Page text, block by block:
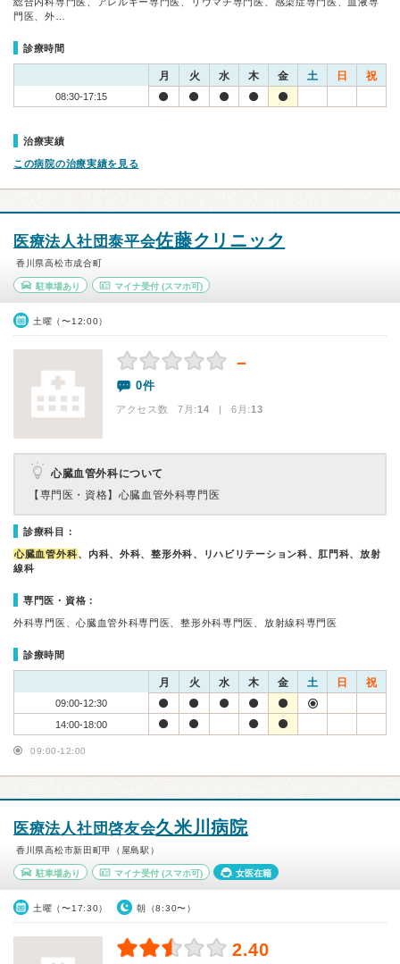
門医、外…
診療時間
月 火 水 木 金 土 日 祝
08:30-17:15
治療実績
この病院の治療実績を見る
医療法人社団泰平会佐藤クリニック
香川県高松市成合町
駐車場あり マイナ受付(スマホ可)
土曜（〜12:00）
－
0件
アクセス数 7月:14 | 6月:13
心臓血管外科について
【専門医・資格】 心臓血管外科専門医
診療科目：
心臓血管外科、内科、外科、整形外科、リハビリテーション科、肛門科、放射
線科
専門医・資格：
外科専門医、心臓血管外科専門医、整形外科専門医、放射線科専門医
診療時間
月 火 水 木 金 土 日 祝
09:00-12:30
14:00-18:00
09:00-12:00
医療法人社団啓友会久米川病院
香川県高松市新田町甲（屋島駅）
駐車場あり マイナ受付(スマホ可) 女医在籍
土曜（〜17:30） 朝（8:30〜）
2.40